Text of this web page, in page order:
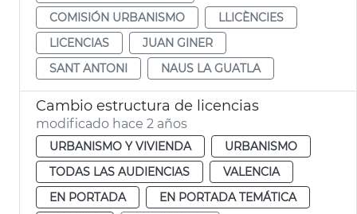
COMISIÓN URBANISMO
LLICÈNCIES
LICENCIAS
JUAN GINER
SANT ANTONI
NAUS LA GUATLA
Cambio estructura de licencias
modificado hace 2 años
URBANISMO Y VIVIENDA
URBANISMO
TODAS LAS AUDIENCIAS
VALENCIA
EN PORTADA
EN PORTADA TEMÁTICA